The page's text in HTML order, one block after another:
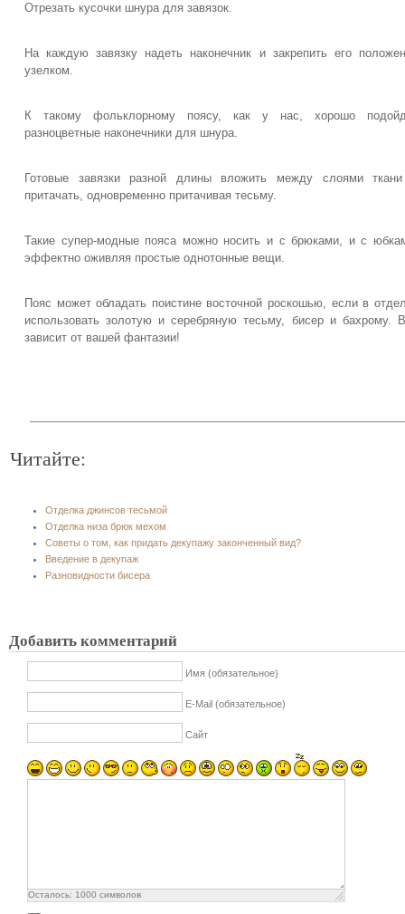
Отрезать кусочки шнура для завязок.
На каждую завязку надеть наконечник и закрепить его
узелком.
К такому фольклорному поясу, как у нас, хорошо
разноцветные наконечники для шнура.
Готовые завязки разной длины вложить между слоями
притачать, одновременно притачивая тесьму.
Такие супер-модные пояса можно носить и с брюками, и с
эффектно оживляя простые однотонные вещи.
Пояс может обладать поистине восточной роскошью, если в
использовать золотую и серебряную тесьму, бисер и бахрому.
зависит от вашей фантазии!
Читайте:
Отделка джинсов тесьмой
Отделка низа брюк мехом
Советы о том, как придать декупажу законченный вид?
Введение в декупаж
Разновидности бисера
Добавить комментарий
Имя (обязательное)
E-Mail (обязательное)
Сайт
Осталось: 1000 символов